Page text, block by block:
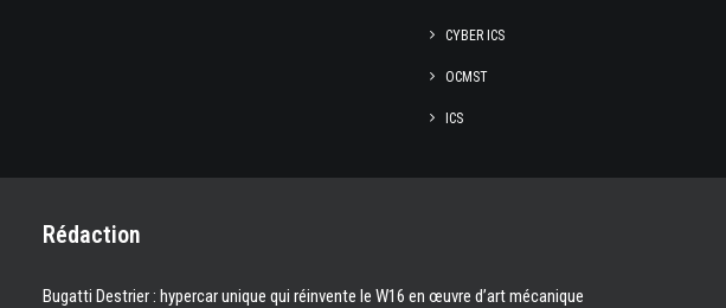
CYBER ICS
OCMST
ICS
Rédaction
Bugatti Destrier : hypercar unique qui réinvente le W16 en œuvre d’art mécanique